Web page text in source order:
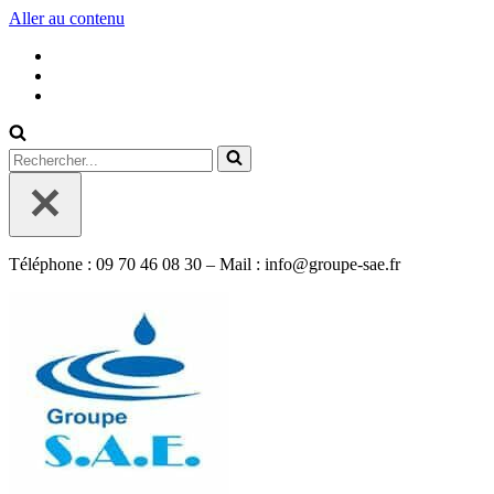
Aller au contenu
Rechercher...
Téléphone : 09 70 46 08 30 – Mail : info@groupe-sae.fr